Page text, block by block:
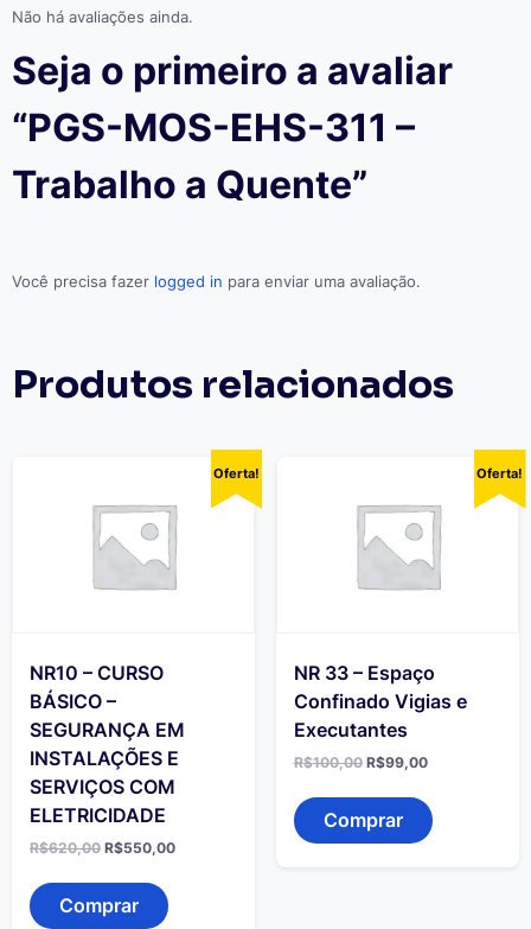
Não há avaliações ainda.
Seja o primeiro a avaliar
“PGS-MOS-EHS-311 –
Trabalho a Quente”
Você precisa fazer logged in para enviar uma avaliação.
Produtos relacionados
Oferta!
NR10 – CURSO
BÁSICO –
SEGURANÇA EM
INSTALAÇÕES E
SERVIÇOS COM
ELETRICIDADE
R$620,00 O
original
era:
R$620,00.
R$550,00O
Comprar
Oferta!
NR 33 – Espaço
Confinado Vigias e
Executantes
R$100,00 O
original
era:
R$100,00.
R$99,00O
é:
R$99,00.
Comprar